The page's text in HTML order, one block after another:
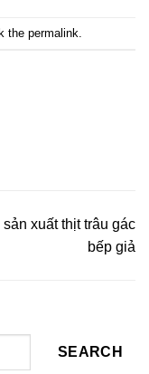
the permalink
xuất thịt trâu gác
bếp giả
SEARCH